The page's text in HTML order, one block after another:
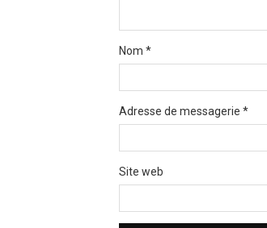
Nom *
Adresse de messagerie *
Site web